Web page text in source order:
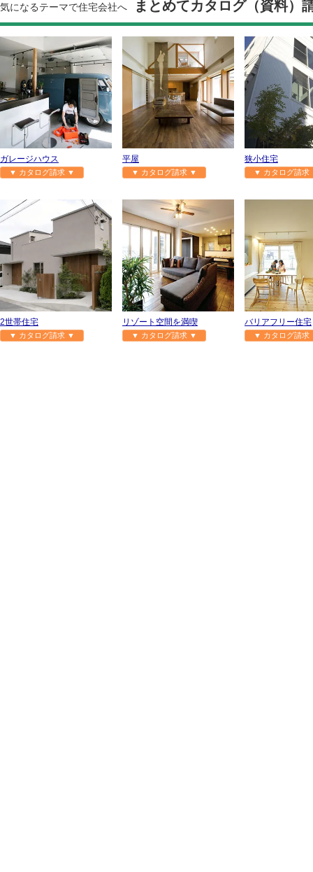
気になるテーマで住宅会社へ まとめてカタログ（資料）
ガレージハウス
▼ カタログ請求 ▼
平屋
▼ カタログ請求 ▼
狭小住宅
▼ カタログ請
2世帯住宅
▼ カタログ請求 ▼
リゾート空間を満喫
▼ カタログ請求 ▼
バリアフリー住宅
▼ カタログ請